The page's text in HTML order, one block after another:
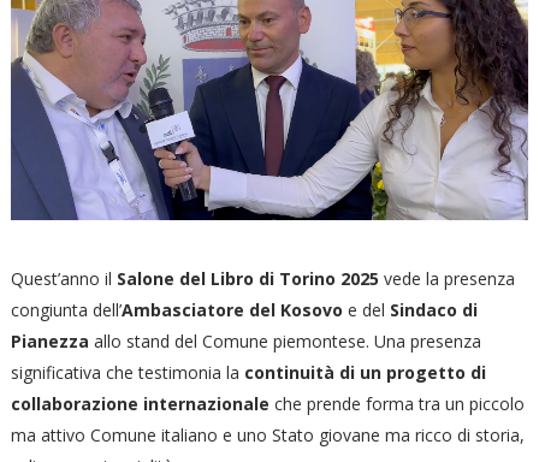
Quest’anno il Salone del Libro di Torino 2025 vede la presenza
congiunta dell’Ambasciatore del Kosovo e del Sindaco di
Pianezza allo stand del Comune piemontese. Una presenza
significativa che testimonia la continuità di un progetto di
collaborazione internazionale che prende forma tra un piccolo
ma attivo Comune italiano e uno Stato giovane ma ricco di storia,